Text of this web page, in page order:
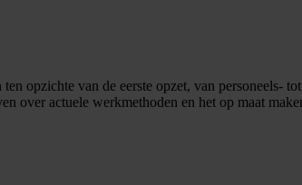
opzichte van de eerste opzet, van personeels-
over actuele werkmethoden en het op maat